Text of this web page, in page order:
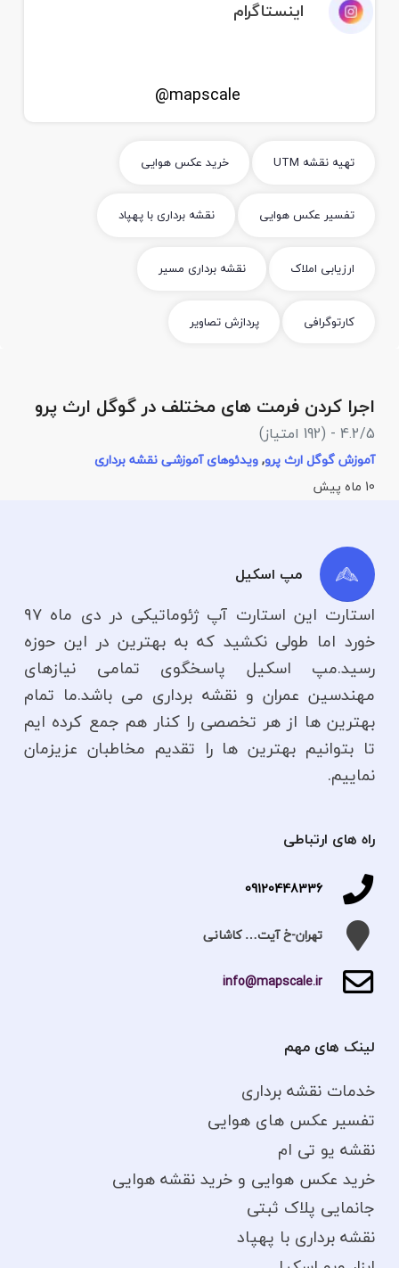
اینستاگرام
mapscale@
تهیه نقشه UTM خرید عکس هوایی
تفسیر عکس هوایی نقشه برداری با پهپاد
ارزیابی املاک نقشه برداری مسیر
کارتوگرافی پردازش تصاویر
اجرا کردن فرمت های مختلف در گوگل ارث پرو
4.2/5 - (192 امتیاز)
آموزش گوگل ارث پرو,ویدئوهای آموزشی نقشه برداری
10 ماه پیش
مپ اسکیل
استارت این استارت آپ ژئوماتیکی در دی ماه ۹۷
خورد اما طولی نکشید که به بهترین در این حوزه
رسید.مپ اسکیل پاسخگوی تمامی نیازهای
مهندسین عمران و نقشه برداری می باشد.ما تمام
بهترین ها از هر تخصصی را کنار هم جمع کرده ایم
تا بتوانیم بهترین ها را تقدیم مخاطبان عزیزمان
نماییم.
راه های ارتباطی
09120448336
تهران-خ آیت… کاشانی
info@mapscale.ir
لینک های مهم
خدمات نقشه برداری
تفسیر عکس های هوایی
نقشه یو تی ام
خرید عکس هوایی و خرید نقشه هوایی
جانمایی پلاک ثبتی
نقشه برداری با پهپاد